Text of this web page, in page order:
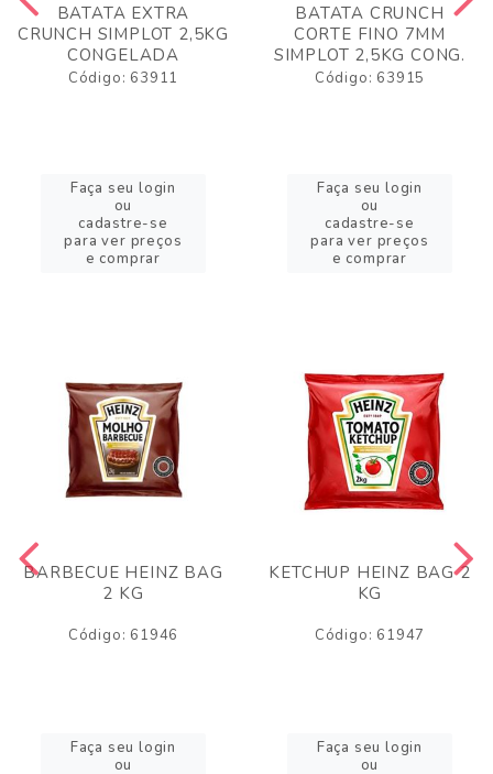
BATATA EXTRA
CRUNCH SIMPLOT 2,5KG
CONGELADA
Código: 63911
Faça seu login
ou
cadastre-se
para ver preços
e comprar
BATATA CRUNCH
CORTE FINO 7MM
SIMPLOT 2,5KG CONG.
Código: 63915
Faça seu login
ou
cadastre-se
para ver preços
e comprar
BARBECUE HEINZ BAG
2 KG
Código: 61946
Faça seu login
ou
KETCHUP HEINZ BAG 2
KG
Código: 61947
Faça seu login
ou